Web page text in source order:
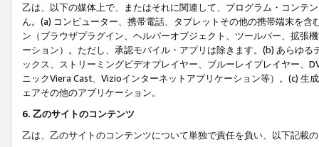
乙は、以下の媒体上で、またはそれに関連して、プログラム・コンテ
ん。(a) コンピューター、携帯電話、タブレットその他の携帯端末を
ン（ブラウザプラグイン、ヘルパーオブジェクト、ツールバー、拡張
ーション）。ただし、承認モバイル・アプリは除きます。(b) あらゆ
ックス、ストリーミングビデオプレイヤー、ブルーレイプレイヤー、
ニックViera Cast、Vizioインターネットアプリケーション等）。(c)
ェアその他のアプリケーション。
6. 乙のサイトのコンテンツ
乙は、乙のサイトのコンテンツについて単独で責任を負い、以下記載